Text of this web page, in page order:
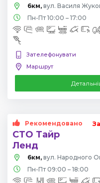
6км, вул. Василя
Пн-Пт 10:00 – 17:00
Зателефонувати
Маршрут
Рекомендовано
СТО Тайр
Ленд
6км, вул. Народного
Пн-Пт 09:00 – 18:00